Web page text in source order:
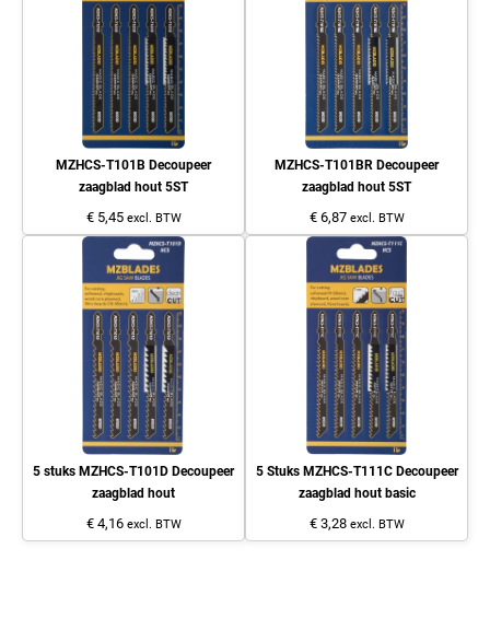
MZHCS-T101B Decoupeer
zaagblad hout 5ST
€ 5,45 excl. BTW
MZHCS-T101BR Decoupeer
zaagblad hout 5ST
€ 6,87 excl. BTW
5 stuks MZHCS-T101D Decoupeer
zaagblad hout
€ 4,16 excl. BTW
5 Stuks MZHCS-T111C Decoupeer
zaagblad hout basic
€ 3,28 excl. BTW